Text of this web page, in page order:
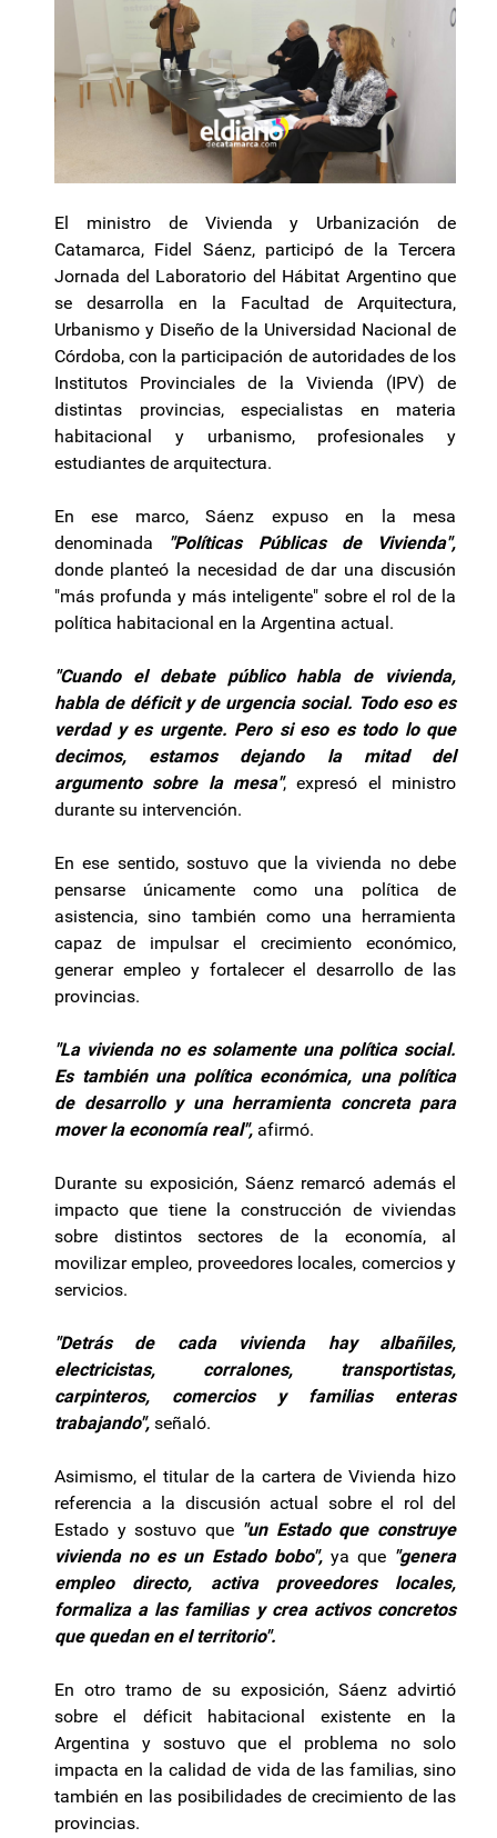
El ministro de Vivienda y Urbanización de
Catamarca, Fidel Sáenz, participó de la Tercera
Jornada del Laboratorio del Hábitat Argentino que
se desarrolla en la Facultad de Arquitectura,
Urbanismo y Diseño de la Universidad Nacional de
Córdoba, con la participación de autoridades de los
Institutos Provinciales de la Vivienda (IPV) de
distintas provincias, especialistas en materia
habitacional y urbanismo, profesionales y
estudiantes de arquitectura.
En ese marco, Sáenz expuso en la mesa
denominada "Políticas Públicas de Vivienda",
donde planteó la necesidad de dar una discusión
"más profunda y más inteligente" sobre el rol de la
política habitacional en la Argentina actual.
"Cuando el debate público habla de vivienda,
habla de déficit y de urgencia social. Todo eso es
verdad y es urgente. Pero si eso es todo lo que
decimos, estamos dejando la mitad del
argumento sobre la mesa", expresó el ministro
durante su intervención.
En ese sentido, sostuvo que la vivienda no debe
pensarse únicamente como una política de
asistencia, sino también como una herramienta
capaz de impulsar el crecimiento económico,
generar empleo y fortalecer el desarrollo de las
provincias.
"La vivienda no es solamente una política social.
Es también una política económica, una política
de desarrollo y una herramienta concreta para
mover la economía real", afirmó.
Durante su exposición, Sáenz remarcó además el
impacto que tiene la construcción de viviendas
sobre distintos sectores de la economía, al
movilizar empleo, proveedores locales, comercios y
servicios.
"Detrás de cada vivienda hay albañiles,
electricistas, corralones, transportistas,
carpinteros, comercios y familias enteras
trabajando", señaló.
Asimismo, el titular de la cartera de Vivienda hizo
referencia a la discusión actual sobre el rol del
Estado y sostuvo que "un Estado que construye
vivienda no es un Estado bobo", ya que"genera
empleo directo, activa proveedores locales,
formaliza a las familias y crea activos concretos
que quedan en el territorio".
En otro tramo de su exposición, Sáenz advirtió
sobre el déficit habitacional existente en la
Argentina y sostuvo que el problema no solo
impacta en la calidad de vida de las familias, sino
también en las posibilidades de crecimiento de las
provincias.